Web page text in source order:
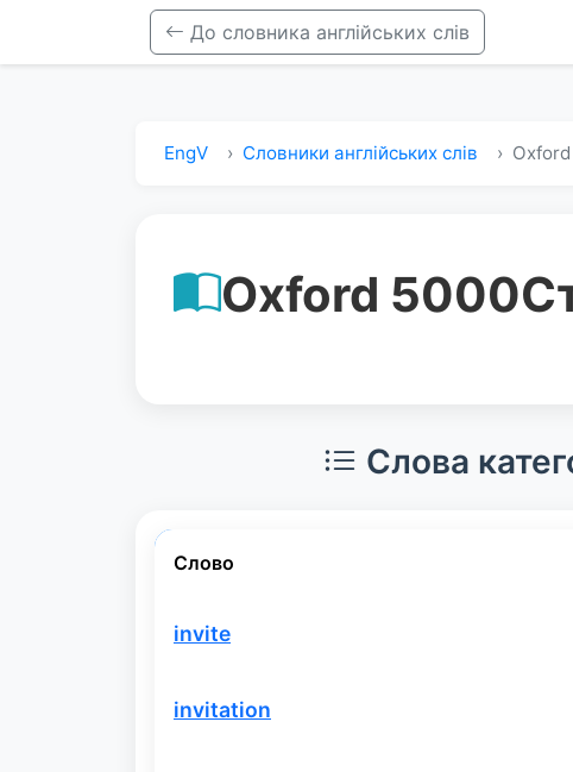
До словника англійських слів
EngV Словники англійських слів
Oxford 5000
Слова
Слово
invite
invitation